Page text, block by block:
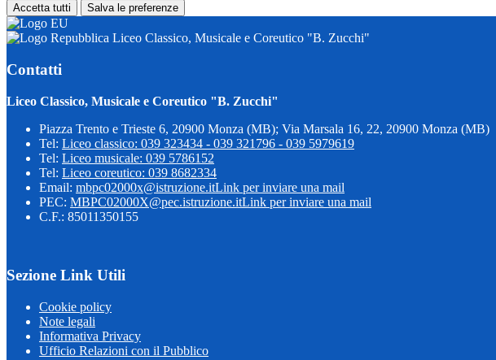
Accetta tutti Salva le preferenze
Liceo Classico, Musicale e Coreutico "B. Zucchi"
Contatti
Liceo Classico, Musicale e Coreutico "B. Zucchi"
Piazza Trento e Trieste 6, 20900 Monza (MB); Via Marsala 16, 22, 20900 Monza (MB)
Tel: Liceo classico: 039 323434 - 039 321796 - 039 5979619
Tel: Liceo musicale: 039 5786152
Tel: Liceo coreutico: 039 8682334
Email: mbpc02000x@istruzione.itLink per inviare una mail
PEC: MBPC02000X@pec.istruzione.itLink per inviare una mail
C.F.: 85011350155
Sezione Link Utili
Cookie policy
Note legali
Informativa Privacy
Ufficio Relazioni con il Pubblico